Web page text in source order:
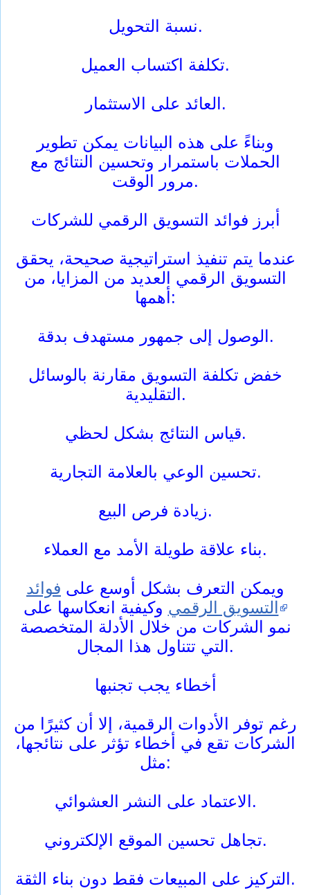
نسبة التحويل.
تكلفة اكتساب العميل.
العائد على الاستثمار.
وبناءً على هذه البيانات يمكن تطوير
الحملات باستمرار وتحسين النتائج مع
مرور الوقت.
أبرز فوائد التسويق الرقمي للشركات
عندما يتم تنفيذ استراتيجية صحيحة، يحقق
التسويق الرقمي العديد من المزايا، من
أهمها:
الوصول إلى جمهور مستهدف بدقة.
خفض تكلفة التسويق مقارنة بالوسائل
التقليدية.
قياس النتائج بشكل لحظي.
تحسين الوعي بالعلامة التجارية.
زيادة فرص البيع.
بناء علاقة طويلة الأمد مع العملاء.
ويمكن التعرف بشكل أوسع على فوائد
التسويق الرقمي وكيفية انعكاسها على
نمو الشركات من خلال الأدلة المتخصصة
التي تتناول هذا المجال.
أخطاء يجب تجنبها
رغم توفر الأدوات الرقمية، إلا أن كثيرًا من
الشركات تقع في أخطاء تؤثر على نتائجها،
مثل:
الاعتماد على النشر العشوائي.
تجاهل تحسين الموقع الإلكتروني.
التركيز على المبيعات فقط دون بناء الثقة.